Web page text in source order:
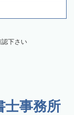
認下さい
士事務所